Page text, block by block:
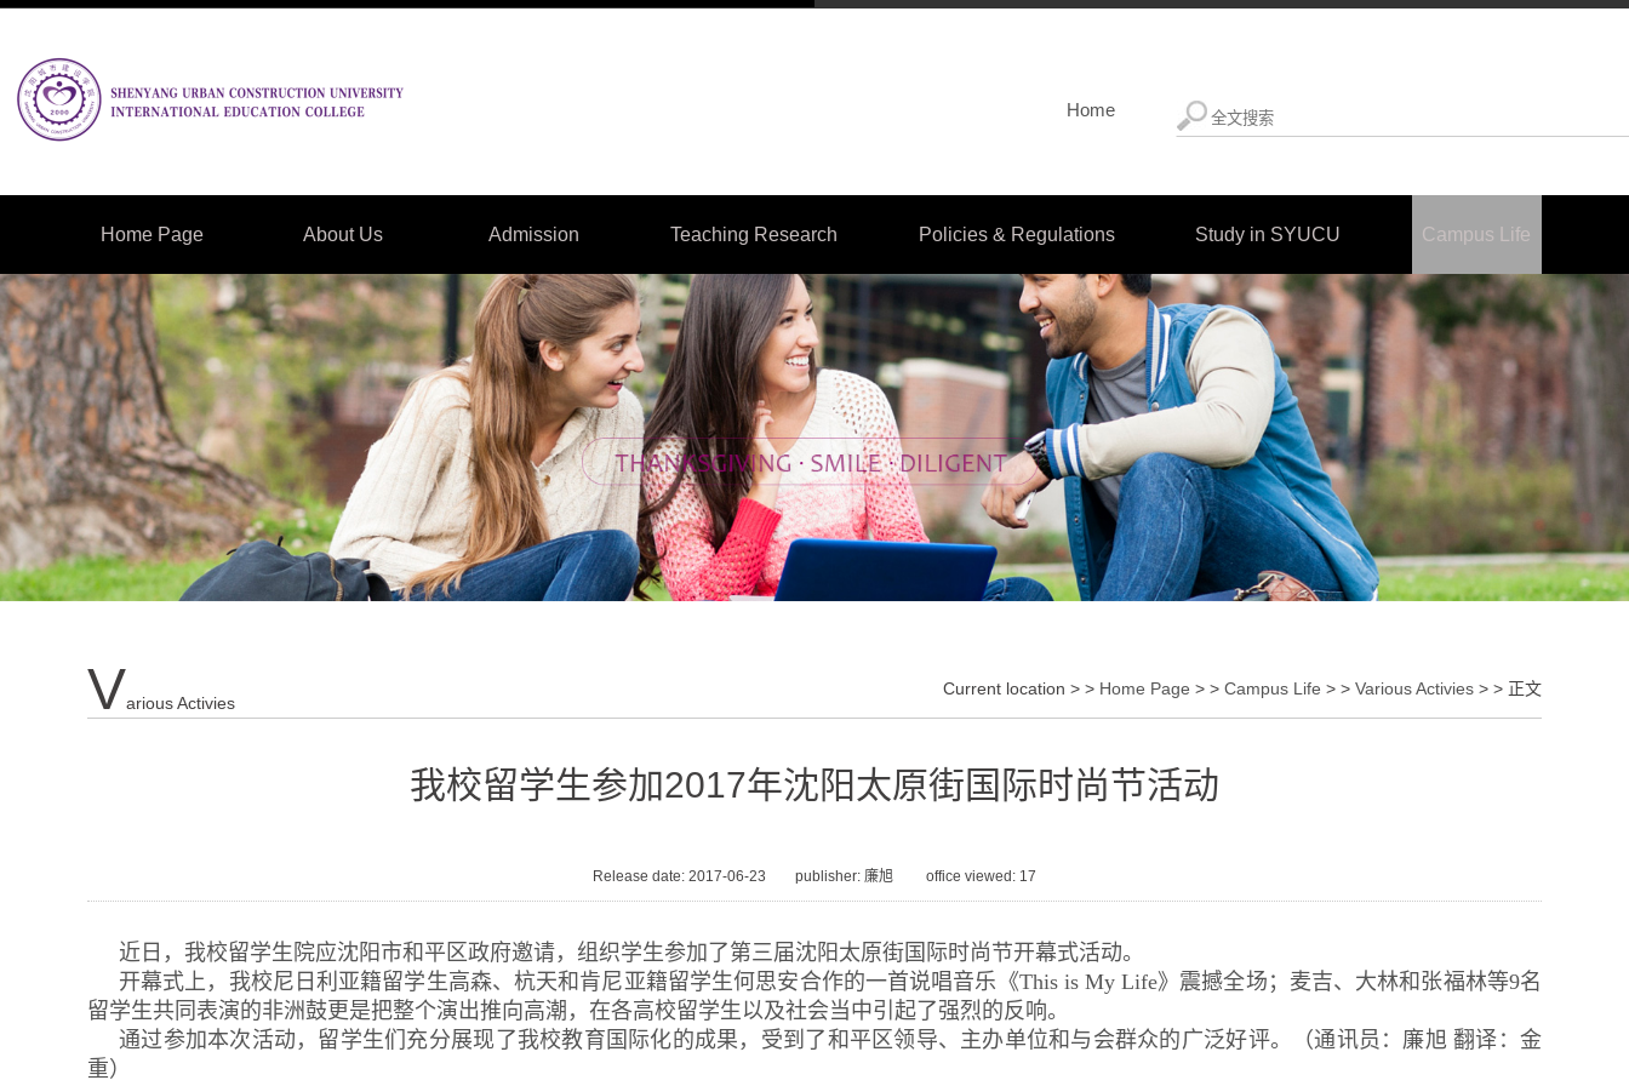
Home
Home Page About Us Admission Teaching Research Policies & Regulations Study in SYUCU Campus Life
VArious Activies
Current location > > Home Page > > Campus Life > > Various Activies > > 正文
我校留学生参加2017年沈阳太原街国际时尚节活动
Release date: 2017-06-23 publisher: 廉旭 office viewed: 17
近日，我校留学生院应沈阳市和平区政府邀请，组织学生参加了第三届沈阳太原街国际时尚节开幕式活动。
开幕式上，我校尼日利亚籍留学生高森、杭天和肯尼亚籍留学生何思安合作的一首说唱音乐《This is My Life》震撼全场；麦吉、大林和张福林等9名
留学生共同表演的非洲鼓更是把整个演出推向高潮，在各高校留学生以及社会当中引起了强烈的反响。
通过参加本次活动，留学生们充分展现了我校教育国际化的成果，受到了和平区领导、主办单位和与会群众的广泛好评。（通讯员：廉旭 翻译：金
重）